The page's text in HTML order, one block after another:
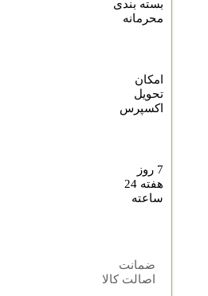
بسته بندی
محرمانه
تحویل
اکسپرس
هفته 24
ساعته
ضمانت
اصالت کالا